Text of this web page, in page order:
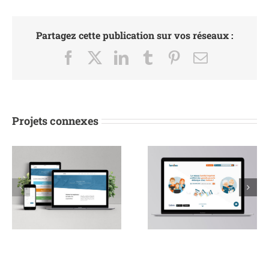
Partagez cette publication sur vos réseaux :
FacebookLinkedInTumblrPinterest
Email
Projets connexes
Landing Page
Famileo
Site web de
Bazin